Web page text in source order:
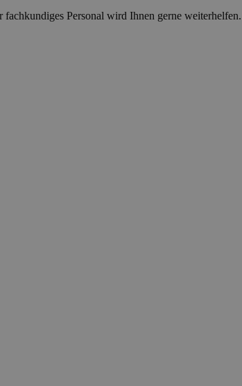
fachkundiges Personal wird Ihnen gerne weiterhelfen.